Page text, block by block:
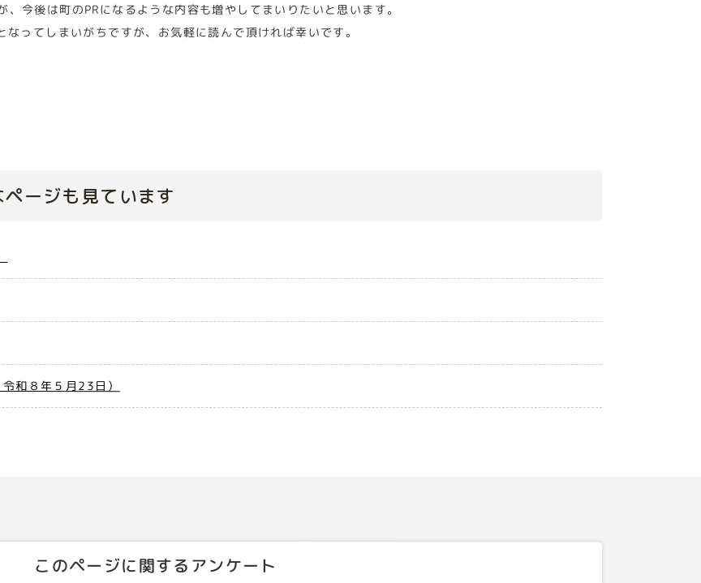
今後は町のPRになるような内容も増やしてまいりたいと思います。
ってしまいがちですが、お気軽に読んで頂ければ幸いです。
ージも見ています
和８年５月23日）
このページに関するアンケート